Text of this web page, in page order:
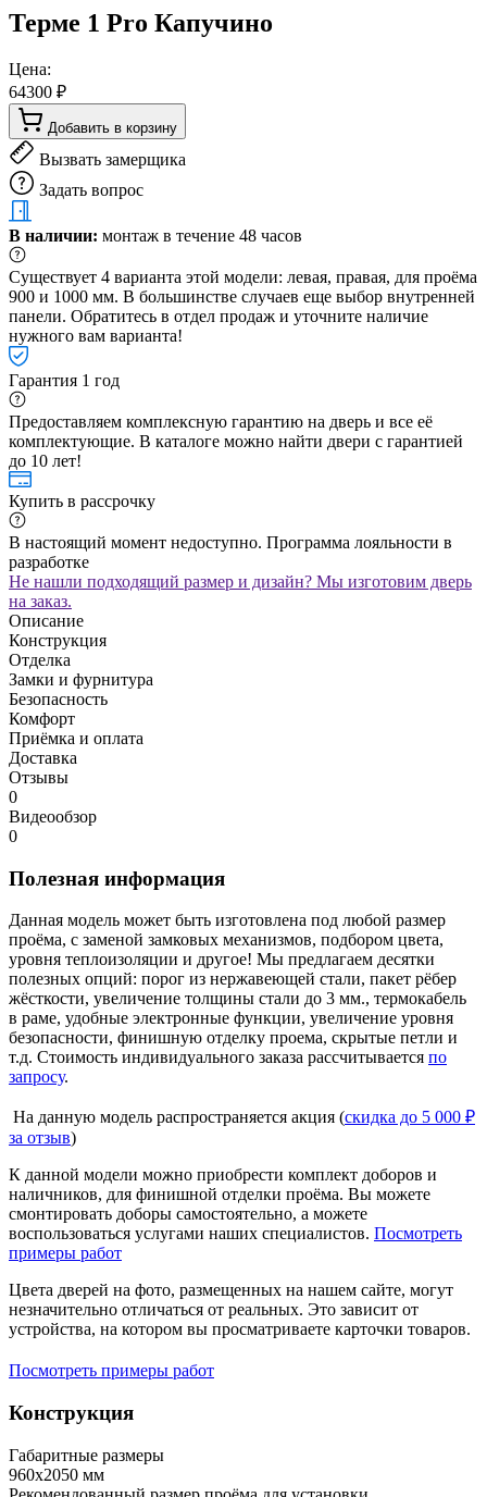
Терме 1 Pro Капучино
Цена:
64300 ₽
Добавить в корзину
Вызвать замерщика
Задать вопрос
В наличии: монтаж в течение 48 часов
Существует 4 варианта этой модели: левая, правая, для проёма
900 и 1000 мм. В большинстве случаев еще выбор внутренней
панели. Обратитесь в отдел продаж и уточните наличие
нужного вам варианта!
Гарантия 1 год
Предоставляем комплексную гарантию на дверь и все её
комплектующие. В каталоге можно найти двери с гарантией
до 10 лет!
Купить в рассрочку
В настоящий момент недоступно. Программа лояльности в
разработке
Не нашли подходящий размер и дизайн? Мы изготовим дверь
на заказ.
Описание
Конструкция
Отделка
Замки и фурнитура
Безопасность
Комфорт
Приёмка и оплата
Доставка
Отзывы
0
Видеообзор
0
Полезная информация
Данная модель может быть изготовлена под любой размер
проёма, с заменой замковых механизмов, подбором цвета,
уровня теплоизоляции и другое! Мы предлагаем десятки
полезных опций: порог из нержавеющей стали, пакет рёбер
жёсткости, увеличение толщины стали до 3 мм., термокабель
в раме, удобные электронные функции, увеличение уровня
безопасности, финишную отделку проема, скрытые петли и
т.д. Стоимость индивидуального заказа рассчитывается по
запросу.
На данную модель распространяется акция (скидка до 5 000 ₽
за отзыв)
К данной модели можно приобрести комплект доборов и
наличников, для финишной отделки проёма. Вы можете
смонтировать доборы самостоятельно, а можете
воспользоваться услугами наших специалистов. Посмотреть
примеры работ
Цвета дверей на фото, размещенных на нашем сайте, могут
незначительно отличаться от реальных. Это зависит от
устройства, на котором вы просматриваете карточки товаров.
Посмотреть примеры работ
Конструкция
Габаритные размеры
960х2050 мм